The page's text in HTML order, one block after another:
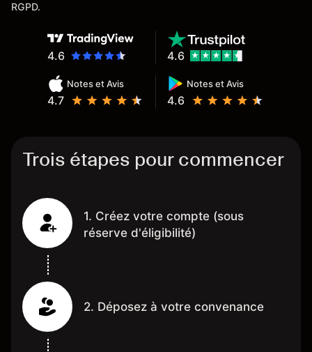
RGPD.
4.6
Notes et Avis
4.7
Notes et Avis
4.6
4.6
Trois étapes pour commencer
1. Créez votre compte (sous
réserve d'éligibilité)
2. Déposez à votre convenance